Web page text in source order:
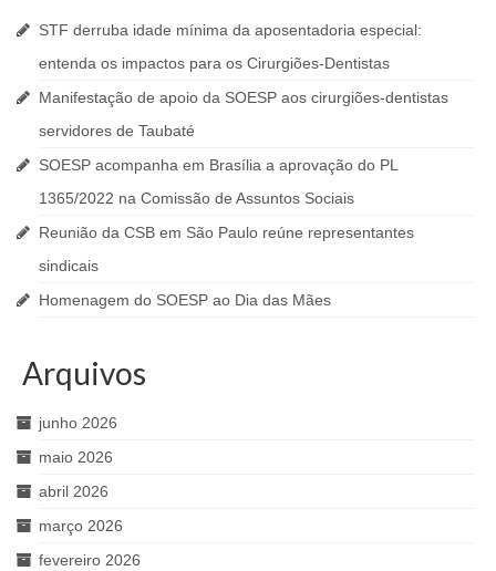
STF derruba idade mínima da aposentadoria especial:
entenda os impactos para os Cirurgiões-Dentistas
Manifestação de apoio da SOESP aos cirurgiões-dentistas
servidores de Taubaté
SOESP acompanha em Brasília a aprovação do PL
1365/2022 na Comissão de Assuntos Sociais
Reunião da CSB em São Paulo reúne representantes
sindicais
Homenagem do SOESP ao Dia das Mães
Arquivos
junho 2026
maio 2026
abril 2026
março 2026
fevereiro 2026